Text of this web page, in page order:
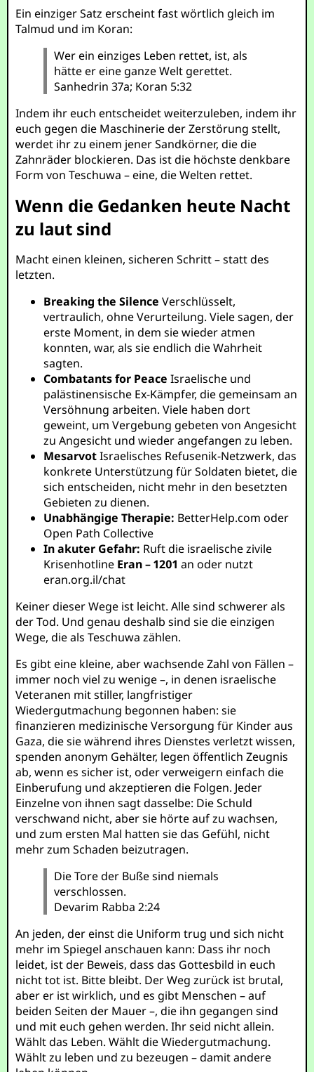
Ein einziger Satz erscheint fast wörtlich gleich im
Talmud und im Koran:
Wer ein einziges Leben rettet, ist, als
hätte er eine ganze Welt gerettet.
Sanhedrin 37a; Koran 5:32
Indem ihr euch entscheidet weiterzuleben, indem ihr
euch gegen die Maschinerie der Zerstörung stellt,
werdet ihr zu einem jener Sandkörner, die die
Zahnräder blockieren. Das ist die höchste denkbare
Form von Teschuwa – eine, die Welten rettet.
Wenn die Gedanken heute Nacht
zu laut sind
Macht einen kleinen, sicheren Schritt – statt des
letzten.
Breaking the Silence Verschlüsselt,
vertraulich, ohne Verurteilung. Viele sagen, der
erste Moment, in dem sie wieder atmen
konnten, war, als sie endlich die Wahrheit
sagten.
Combatants for Peace Israelische und
palästinensische Ex-Kämpfer, die gemeinsam an
Versöhnung arbeiten. Viele haben dort
geweint, um Vergebung gebeten von Angesicht
zu Angesicht und wieder angefangen zu leben.
MesarvotIsraelisches Refusenik-Netzwerk, das
konkrete Unterstützung für Soldaten bietet, die
sich entscheiden, nicht mehr in den besetzten
Gebieten zu dienen.
Unabhängige Therapie: BetterHelp.com oder
Open Path Collective
In akuter Gefahr: Ruft die israelische zivile
Krisenhotline Eran – 1201 an oder nutzt
eran.org.il/chat
Keiner dieser Wege ist leicht. Alle sind schwerer als
der Tod. Und genau deshalb sind sie die einzigen
Wege, die als Teschuwa zählen.
Es gibt eine kleine, aber wachsende Zahl von Fällen –
immer noch viel zu wenige –, in denen israelische
Veteranen mit stiller, langfristiger
Wiedergutmachung begonnen haben: sie
finanzieren medizinische Versorgung für Kinder aus
Gaza, die sie während ihres Dienstes verletzt wissen,
spenden anonym Gehälter, legen öffentlich Zeugnis
ab, wenn es sicher ist, oder verweigern einfach die
Einberufung und akzeptieren die Folgen. Jeder
Einzelne von ihnen sagt dasselbe: Die Schuld
verschwand nicht, aber sie hörte auf zu wachsen,
und zum ersten Mal hatten sie das Gefühl, nicht
mehr zum Schaden beizutragen.
Die Tore der Buße sind niemals
verschlossen.
Devarim Rabba 2:24
An jeden, der einst die Uniform trug und sich nicht
mehr im Spiegel anschauen kann: Dass ihr noch
leidet, ist der Beweis, dass das Gottesbild in euch
nicht tot ist. Bitte bleibt. Der Weg zurück ist brutal,
aber er ist wirklich, und es gibt Menschen – auf
beiden Seiten der Mauer –, die ihn gegangen sind
und mit euch gehen werden. Ihr seid nicht allein.
Wählt das Leben. Wählt die Wiedergutmachung.
Wählt zu leben und zu bezeugen – damit andere